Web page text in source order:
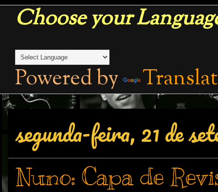
Choose your
Powered by
segunda-feira, 21 de
Nuno: Capa de